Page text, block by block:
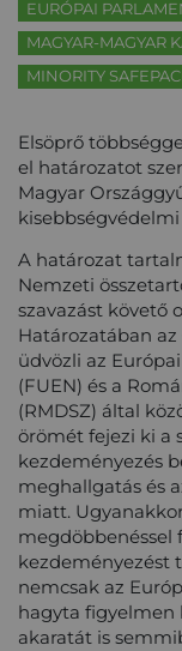
EURÓPAI
MAGYAR-MAGYAR
MINORITY
Elsöprő
el határozatot
Magyar
A határozat
Nemzeti
szavazást követő
Határozatában
üdvözli az
(FUEN) és a
(RMDSZ) által
örömét fejezi ki a
kezdeményezés
meghallgatás és
miatt.
megdöbbenéssel
kezdeményezést
nemcsak az
hagyta figyelmen
akaratát is